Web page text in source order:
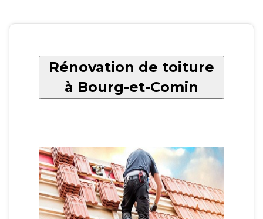
Rénovation de toiture
à Bourg-et-Comin